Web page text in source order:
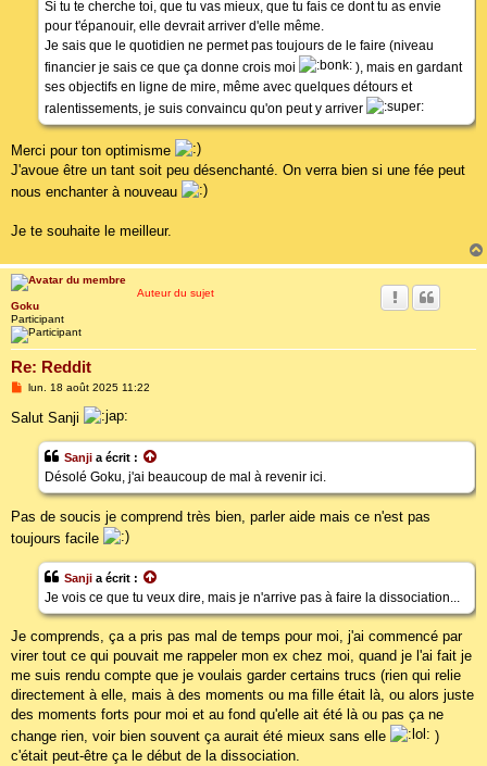
Si tu te cherche toi, que tu vas mieux, que tu fais ce dont tu as envie
pour t'épanouir, elle devrait arriver d'elle même.
Je sais que le quotidien ne permet pas toujours de le faire (niveau
financier je sais ce que ça donne crois moi
), mais en gardant
ses objectifs en ligne de mire, même avec quelques détours et
ralentissements, je suis convaincu qu'on peut y arriver
Merci pour ton optimisme
J'avoue être un tant soit peu désenchanté. On verra bien si une fée peut
nous enchanter à nouveau
Je te souhaite le meilleur.
Auteur du sujet
Goku
Participant
Re: Reddit
M
s
s
lun. 18 août 2025 11:22
Salut Sanji
Sanji a écrit :
Désolé Goku, j'ai beaucoup de mal à revenir ici.
Pas de soucis je comprend très bien, parler aide mais ce n'est pas
toujours facile
Sanji a écrit :
Je vois ce que tu veux dire, mais je n'arrive pas à faire la dissociation...
Je comprends, ça a pris pas mal de temps pour moi, j'ai commencé par
virer tout ce qui pouvait me rappeler mon ex chez moi, quand je l'ai fait je
me suis rendu compte que je voulais garder certains trucs (rien qui relie
directement à elle, mais à des moments ou ma fille était là, ou alors juste
des moments forts pour moi et au fond qu'elle ait été là ou pas ça ne
change rien, voir bien souvent ça aurait été mieux sans elle
)
c'était peut-être ça le début de la dissociation.